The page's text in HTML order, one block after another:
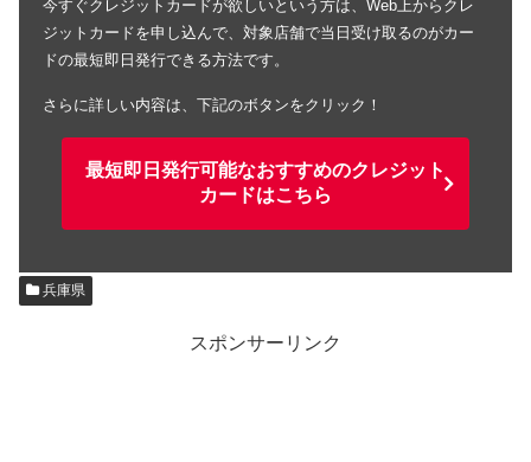
今すぐクレジットカードが欲しいという方は、Web上からクレ
ジットカードを申し込んで、対象店舗で当日受け取るのがカー
ドの最短即日発行できる方法です。
さらに詳しい内容は、下記のボタンをクリック！
最短即日発行可能なおすすめのクレジット
カードはこちら
兵庫県
スポンサーリンク